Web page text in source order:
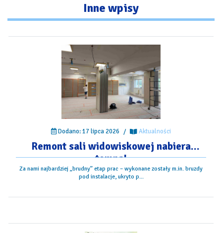
Inne wpisy
Dodano: 17 lipca 2026 / Aktualności
Remont sali widowiskowej nabiera
tempa!
Za nami najbardziej „brudny” etap prac – wykonane zostały m.in. bruzdy
pod instalacje, ukryto p...